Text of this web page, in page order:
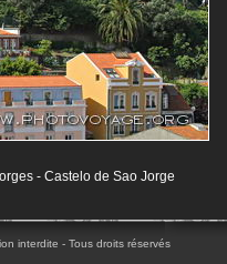
- Castelo de Sao Jorge
interdite - Tous droits réservés